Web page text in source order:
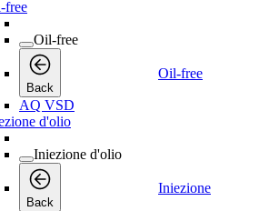
free
Oil-free
Back
Oil-free
AQ VSD
d'olio
Iniezione d'olio
Back
Iniezione